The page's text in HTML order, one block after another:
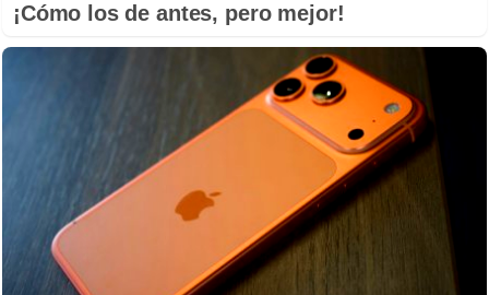
¡Cómo los de antes, pero mejor!